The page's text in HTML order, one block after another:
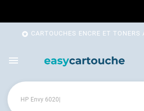
 CARTOUCHES ENCRE ET
